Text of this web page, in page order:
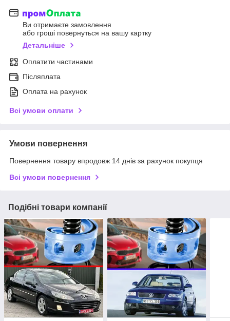
Ви отримаєте замовлення
або гроші повернуться на вашу картку
Детальніше
Оплатити частинами
Післяплата
Оплата на рахунок
Всі умови оплати
Умови повернення
Повернення товару впродовж 14 днів за рахунок покупця
Всі умови повернення
Подібні товари компанії